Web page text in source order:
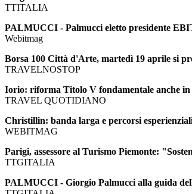
TTITALIA
PALMUCCI - Palmucci eletto presidente
Webitmag
Borsa 100 Città d'Arte, martedì 19 aprile si
TRAVELNOSTOP
Iorio: riforma Titolo V fondamentale anche
TRAVEL QUOTIDIANO
Christillin: banda larga e percorsi
WEBITMAG
Parigi, assessore al Turismo Piemonte:
TTGITALIA
PALMUCCI - Giorgio Palmucci alla guida